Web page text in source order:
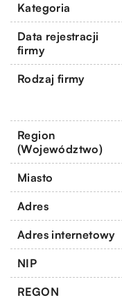
Kategoria
Data rejestracji
firmy
Rodzaj firmy
Region
(Województwo)
Miasto
Adres
Adres internetowy
NIP
REGON